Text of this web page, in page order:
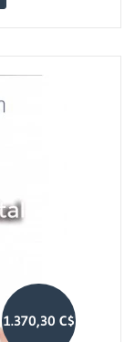
1.370,30 C$